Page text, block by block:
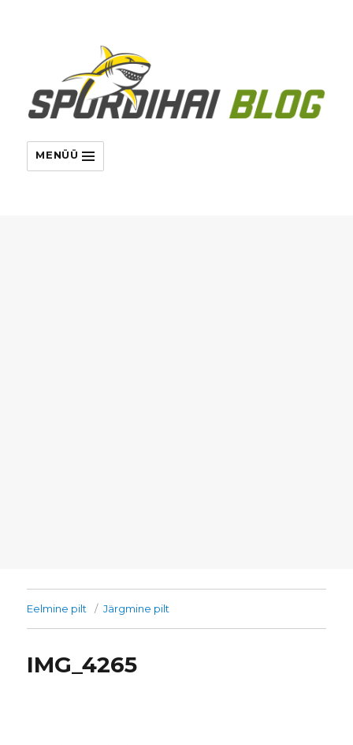
MENÜÜ
Eelmine pilt Järgmine pilt
IMG_4265